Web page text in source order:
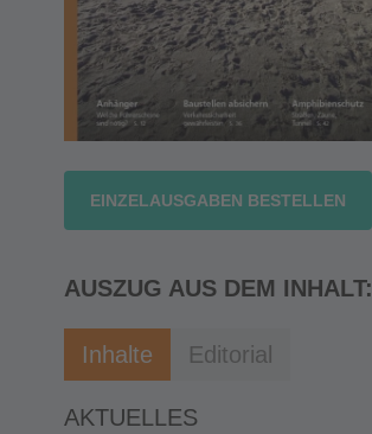
EINZELAUSGABEN BESTELLEN
AUSZUG AUS DEM INHALT:
Inhalte Editorial
AKTUELLES